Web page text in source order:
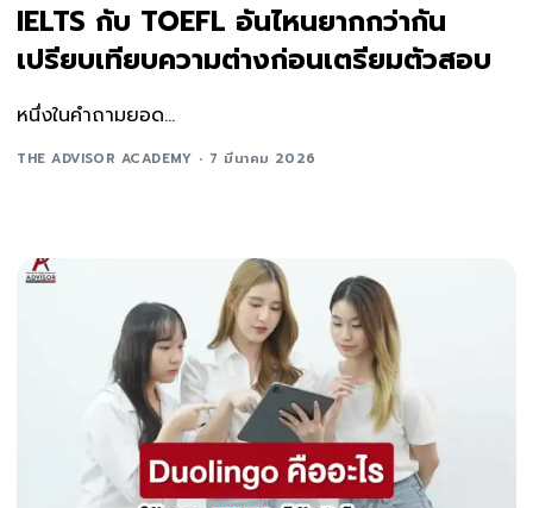
IELTS กับ TOEFL อันไหนยากกว่ากัน
เปรียบเทียบความต่างก่อนเตรียมตัวสอบ
หนึ่งในคำถามยอด...
THE ADVISOR ACADEMY 7 มีนาคม 2026